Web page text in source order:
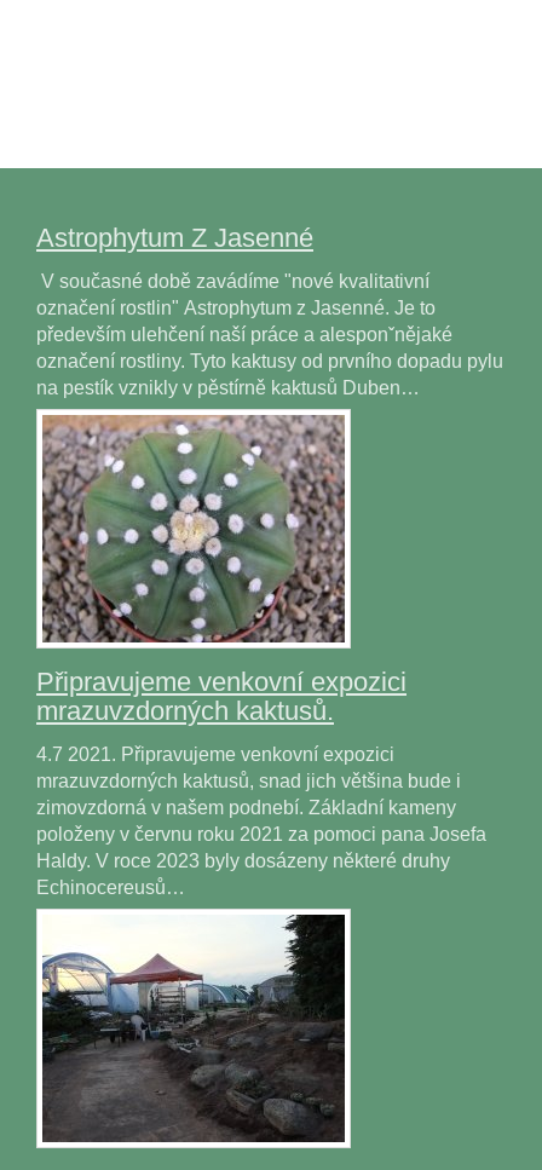
Astrophytum Z Jasenné
V současné době zavádíme "nové kvalitativní
označení rostlin" Astrophytum z Jasenné. Je to
především ulehčení naší práce a alesponˇnějaké
označení rostliny. Tyto kaktusy od prvního dopadu pylu
na pestík vznikly v pěstírně kaktusů Duben…
Připravujeme venkovní expozici
mrazuvzdorných kaktusů.
4.7 2021. Připravujeme venkovní expozici
mrazuvzdorných kaktusů, snad jich většina bude i
zimovzdorná v našem podnebí. Základní kameny
položeny v červnu roku 2021 za pomoci pana Josefa
Haldy. V roce 2023 byly dosázeny některé druhy
Echinocereusů…